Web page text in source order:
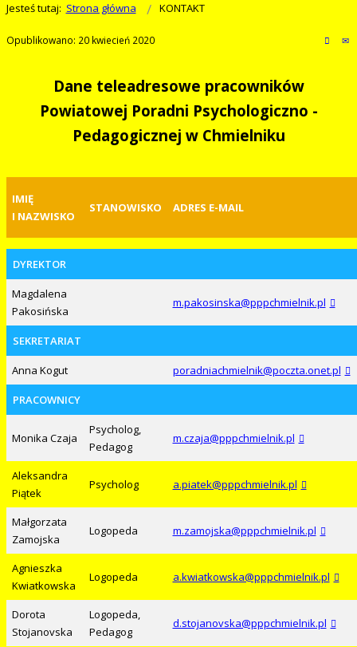
Jesteś tutaj: Strona główna KONTAKT
Opublikowano: 20 kwiecień 2020
Dane teleadresowe pracowników
Powiatowej Poradni Psychologiczno -
Pedagogicznej w Chmielniku
IMIĘ
I NAZWISKO
STANOWISKO ADRES E-MAIL
DYREKTOR
Magdalena
Pakosińska
m.pakosinska@pppchmielnik.pl
SEKRETARIAT
Anna Kogut poradniachmielnik@poczta.onet.pl
PRACOWNICY
Monika Czaja
Psycholog,
Pedagog
m.czaja@pppchmielnik.pl
Aleksandra
Piątek
Psycholog a.piatek@pppchmielnik.pl
Małgorzata
Zamojska
Logopeda m.zamojska@pppchmielnik.pl
Agnieszka
Kwiatkowska
Logopeda a.kwiatkowska@pppchmielnik.pl
Dorota
Stojanovska
Logopeda,
Pedagog
d.stojanovska@pppchmielnik.pl